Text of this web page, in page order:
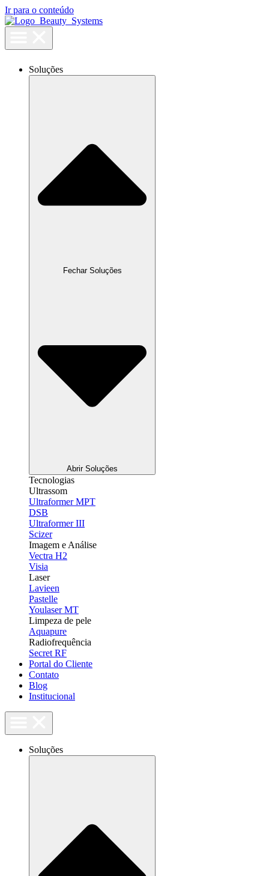
Ir para o conteúdo
Soluções
Fechar Soluções
Abrir Soluções
Tecnologias
Ultrassom
Ultraformer MPT
DSB
Ultraformer III
Scizer
Imagem e Análise
Vectra H2
Visia
Laser
Lavieen
Pastelle
Youlaser MT
Limpeza de pele
Aquapure
Radiofrequência
Secret RF
Portal do Cliente
Contato
Blog
Institucional
Soluções